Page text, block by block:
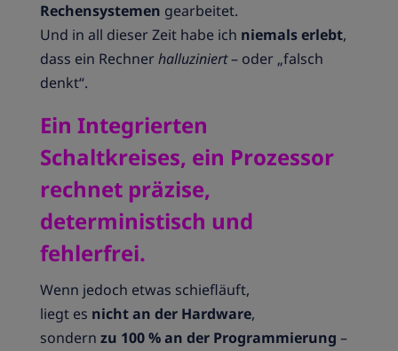
Rechensystemen gearbeitet.
Und in all dieser Zeit habe ich niemals erlebt,
dass ein Rechnerhalluziniert– oder „falsch
denkt“.
Ein Integrierten
Schaltkreises, ein Prozessor
rechnet präzise,
deterministisch und
fehlerfrei.
Wenn jedoch etwas schiefläuft,
liegt es nicht an der Hardware,
sondern zu 100 % an der Programmierung –